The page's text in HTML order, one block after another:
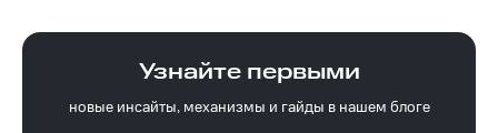
Узнайте первыми
новые инсайты, механизмы и гайды в нашем блоге